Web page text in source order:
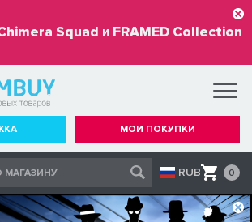
Squad и FRAMED Collection
бесплатно
МОИ ПОКУПКИ
RUB 0